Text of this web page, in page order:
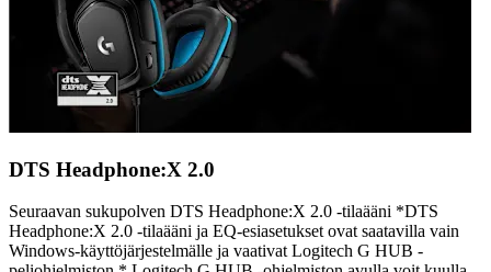
DTS Headphone:X 2.0
Seuraavan sukupolven DTS Headphone:X 2.0 -tilaääni *DTS
Headphone:X 2.0 -tilaääni ja EQ-esiasetukset ovat saatavilla vain
Windows-käyttöjärjestelmälle ja vaativat Logitech G HUB -